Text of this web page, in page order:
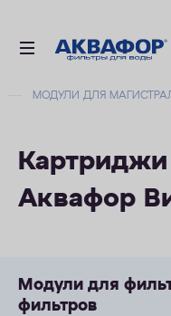
ДЛЯ ВАННОЙ
В КОТТЕДЖ
АКЦИИ
МОДУЛИ ДЛЯ
Аквафор
Модули для
фильтров